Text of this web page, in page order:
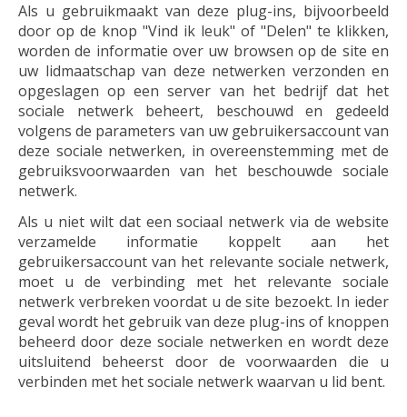
Als u gebruikmaakt van deze plug-ins, bijvoorbeeld
door op de knop "Vind ik leuk" of "Delen" te klikken,
worden de informatie over uw browsen op de site en
uw lidmaatschap van deze netwerken verzonden en
opgeslagen op een server van het bedrijf dat het
sociale netwerk beheert, beschouwd en gedeeld
volgens de parameters van uw gebruikersaccount van
deze sociale netwerken, in overeenstemming met de
gebruiksvoorwaarden van het beschouwde sociale
netwerk.
Als u niet wilt dat een sociaal netwerk via de website
verzamelde informatie koppelt aan het
gebruikersaccount van het relevante sociale netwerk,
moet u de verbinding met het relevante sociale
netwerk verbreken voordat u de site bezoekt. In ieder
geval wordt het gebruik van deze plug-ins of knoppen
beheerd door deze sociale netwerken en wordt deze
uitsluitend beheerst door de voorwaarden die u
verbinden met het sociale netwerk waarvan u lid bent.